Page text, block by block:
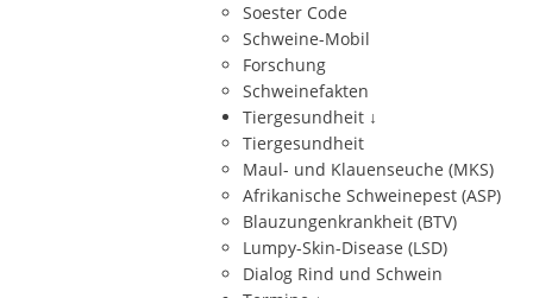
Soester Code
Schweine-Mobil
Forschung
Schweinefakten
Tiergesundheit ↓
Tiergesundheit
Maul- und Klauenseuche (MKS)
Afrikanische Schweinepest (ASP)
Blauzungenkrankheit (BTV)
Lumpy-Skin-Disease (LSD)
Dialog Rind und Schwein